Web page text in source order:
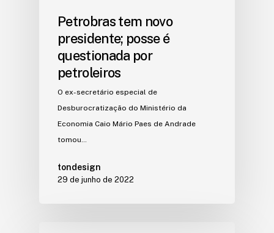
Petrobras tem novo
presidente; posse é
questionada por
petroleiros
O ex-secretário especial de
Desburocratização do Ministério da
Economia Caio Mário Paes de Andrade
tomou…
tondesign
29 de junho de 2022